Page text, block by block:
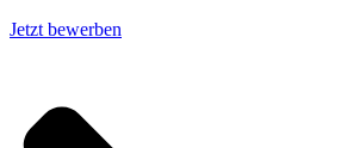
Jetzt bewerben